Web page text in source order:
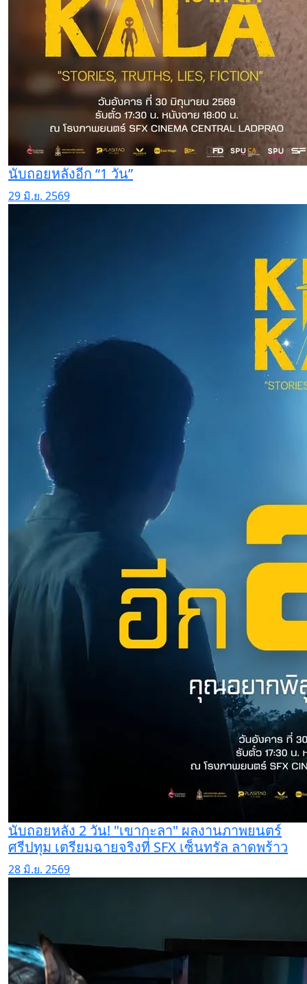
นับถอยหลังอีก “1 วัน”
29 มิ.ย. 2569
นับถอยหลัง 2 วัน! "เขากะลา" ผลงานภาพยนตร์
ศรีปทุม เตรียมฉายจริงที่ SFX เซ็นทรัล ลาดพร้าว
28 มิ.ย. 2569